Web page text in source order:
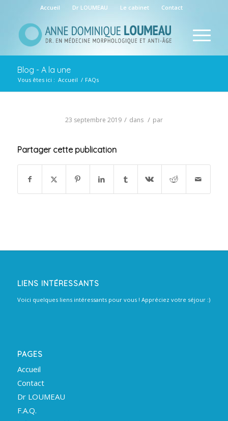
Accueil Dr LOUMEAU Le cabinet Contact
Blog - A la une
Vous êtes ici : Accueil / FAQs
23 septembre 2019 / dans / par
Partager cette publication
LIENS INTÉRESSANTS
Voici quelques liens intéressants pour vous ! Appréciez votre séjour :)
PAGES
Accueil
Contact
Dr LOUMEAU
F.A.Q.